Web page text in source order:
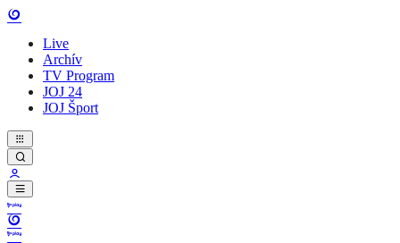
Live
Archív
TV Program
JOJ 24
JOJ Šport